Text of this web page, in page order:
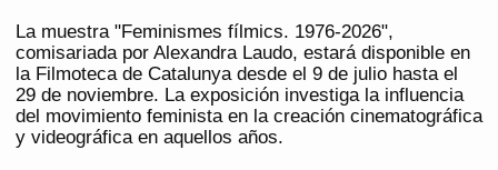
La muestra "Feminismes fílmics. 1976-2026",
comisariada por Alexandra Laudo, estará disponible en
la Filmoteca de Catalunya desde el 9 de julio hasta el
29 de noviembre. La exposición investiga la influencia
del movimiento feminista en la creación cinematográfica
y videográfica en aquellos años.